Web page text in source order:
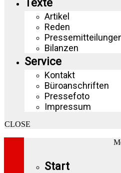
Texte
Artikel
Reden
Bilanzen
Service
Kontakt
Büroanschriften
Pressefoto
Impressum
CLOSE
Start